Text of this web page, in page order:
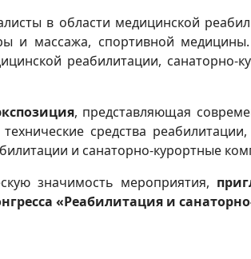
в области медицинской
и массажа, спортивной
реабилитации,
, представляющая
средства
и санаторно-курортные
значимость мероприятия,
«Реабилитация и